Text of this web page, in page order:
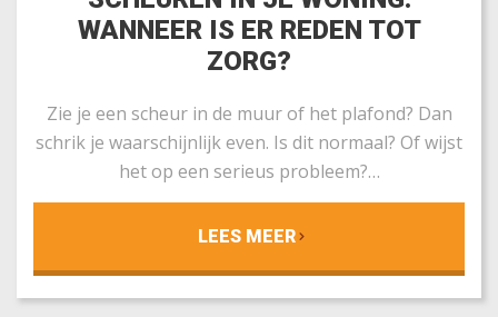
WANNEER IS ER REDEN TOT
ZORG?
Zie je een scheur in de muur of het plafond? Dan
schrik je waarschijnlijk even. Is dit normaal? Of wijst
het op een serieus probleem?…
LEES MEER